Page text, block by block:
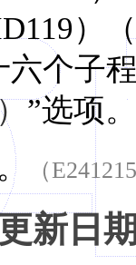
）
个子
”选项。
（
新日